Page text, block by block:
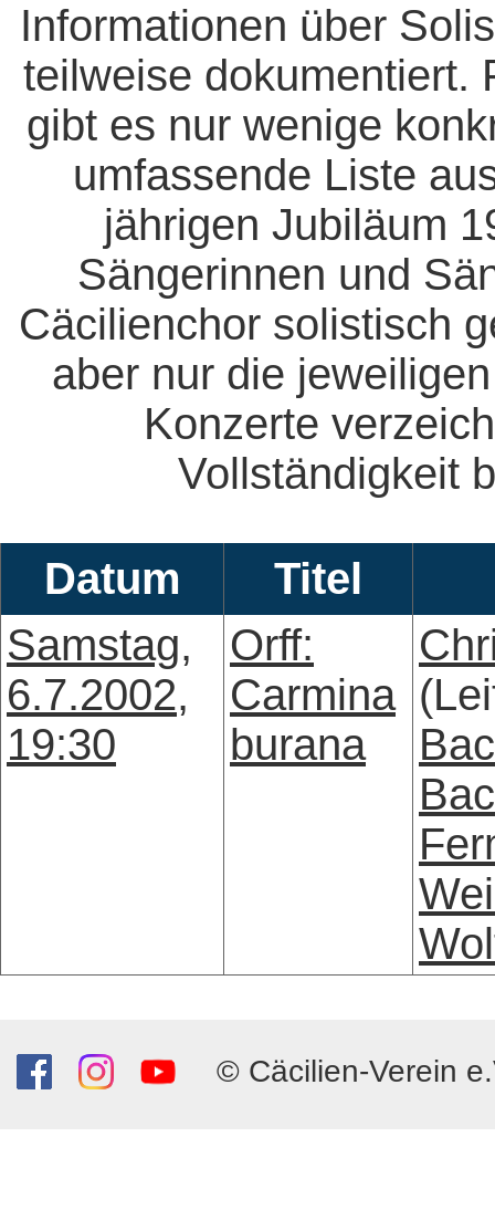
Informationen über
teilweise dokumentiert.
gibt es nur wenige
umfassende Liste
jährigen Jubiläum
Sängerinnen und
Cäcilienchor solistisch
aber nur die
Konzerte
Vollständigkeit
Datum
Titel
Samstag,
6.7.2002,
19:30
Orff:
Carmina
burana
© Cäcilien-Verein